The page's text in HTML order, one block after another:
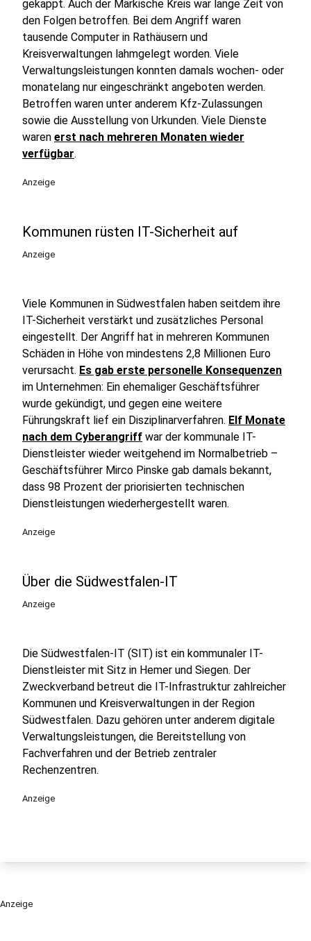
gekappt. Auch der Märkische Kreis war lange Zeit von
den Folgen betroffen. Bei dem Angriff waren
tausende Computer in Rathäusern und
Kreisverwaltungen lahmgelegt worden. Viele
Verwaltungsleistungen konnten damals wochen- oder
monatelang nur eingeschränkt angeboten werden.
Betroffen waren unter anderem Kfz-Zulassungen
sowie die Ausstellung von Urkunden. Viele Dienste
waren erst nach mehreren Monaten wieder
verfügbar.
Anzeige
Kommunen rüsten IT-Sicherheit auf
Anzeige
Viele Kommunen in Südwestfalen haben seitdem ihre
IT-Sicherheit verstärkt und zusätzliches Personal
eingestellt. Der Angriff hat in mehreren Kommunen
Schäden in Höhe von mindestens 2,8 Millionen Euro
verursacht. Es gab erste personelle Konsequenzen
im Unternehmen: Ein ehemaliger Geschäftsführer
wurde gekündigt, und gegen eine weitere
Führungskraft lief ein Disziplinarverfahren. Elf Monate
nach dem Cyberangriff war der kommunale IT-
Dienstleister wieder weitgehend im Normalbetrieb –
Geschäftsführer Mirco Pinske gab damals bekannt,
dass 98 Prozent der priorisierten technischen
Dienstleistungen wiederhergestellt waren.
Anzeige
Über die Südwestfalen-IT
Anzeige
Die Südwestfalen-IT (SIT) ist ein kommunaler IT-
Dienstleister mit Sitz in Hemer und Siegen. Der
Zweckverband betreut die IT-Infrastruktur zahlreicher
Kommunen und Kreisverwaltungen in der Region
Südwestfalen. Dazu gehören unter anderem digitale
Verwaltungsleistungen, die Bereitstellung von
Fachverfahren und der Betrieb zentraler
Rechenzentren.
Anzeige
Anzeige